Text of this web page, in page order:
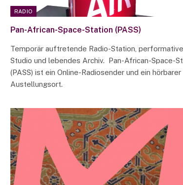
RADIO
Pan-African-Space-Station (PASS)
Temporär auftretende Radio-Station,
Studio und lebendes Archiv. Pan-African-Space-
(PASS) ist ein Online-Radiosender und ein hörbarer
Austellungsort.